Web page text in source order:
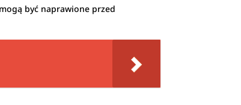
być naprawione przed